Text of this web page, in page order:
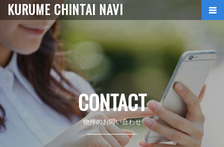
KURUME CHINTAI NAVI
CONTACT
物件のお問い合わせ